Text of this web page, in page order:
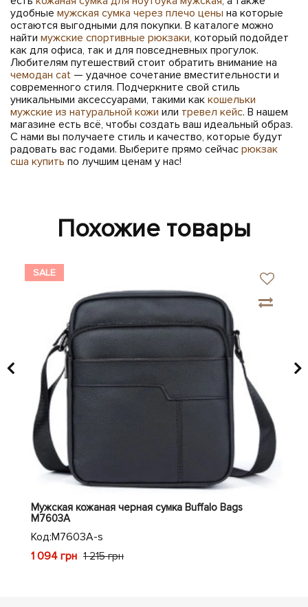
удобные мужская сумка через плечо цены на которые
остаются выгодными для покупки. В каталоге можно
найти мужские спортивные рюкзаки, который подойдет
как для офиса, так и для повседневных прогулок.
Любителям путешествий стоит обратить внимание на
чемодан cat — удачное сочетание вместительности и
современного стиля. Подчеркните свой стиль
уникальными аксессуарами, такими как кошельки
мужские из натуральной кожи или тревел кейс. В нашем
магазине есть всё, чтобы создать ваш идеальный образ.
С нами вы получаете стиль и качество, которые будут
радовать вас годами. Выберите прямо сейчас рюкзак
сша купить по лучшим ценам у нас!
Похожие товары
SALE
Мужская кожаная черная сумка Buffalo Bags
M7603A
Код:M7603A-s
1 094 грн 1 215 грн